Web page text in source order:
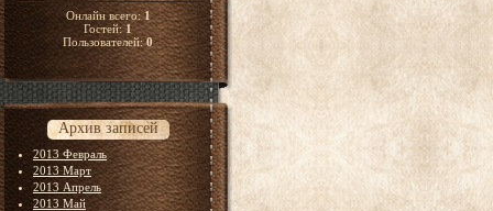
Онлайн всего:1
Гостей:1
Пользователей:0
Архив записей
2013 Февраль
2013 Март
2013 Апрель
2013 Май